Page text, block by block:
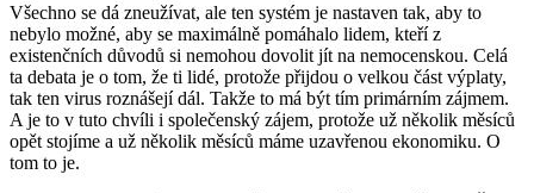
Všechno se dá zneužívat, ale ten systém je nastaven tak, aby to
nebylo možné, aby se maximálně pomáhalo lidem, kteří z
existenčních důvodů si nemohou dovolit jít na nemocenskou. Celá
ta debata je o tom, že ti lidé, protože přijdou o velkou část výplaty,
tak ten virus roznášejí dál. Takže to má být tím primárním zájmem.
A je to v tuto chvíli i společenský zájem, protože už několik měsíců
opět stojíme a už několik měsíců máme uzavřenou ekonomiku. O
tom to je.